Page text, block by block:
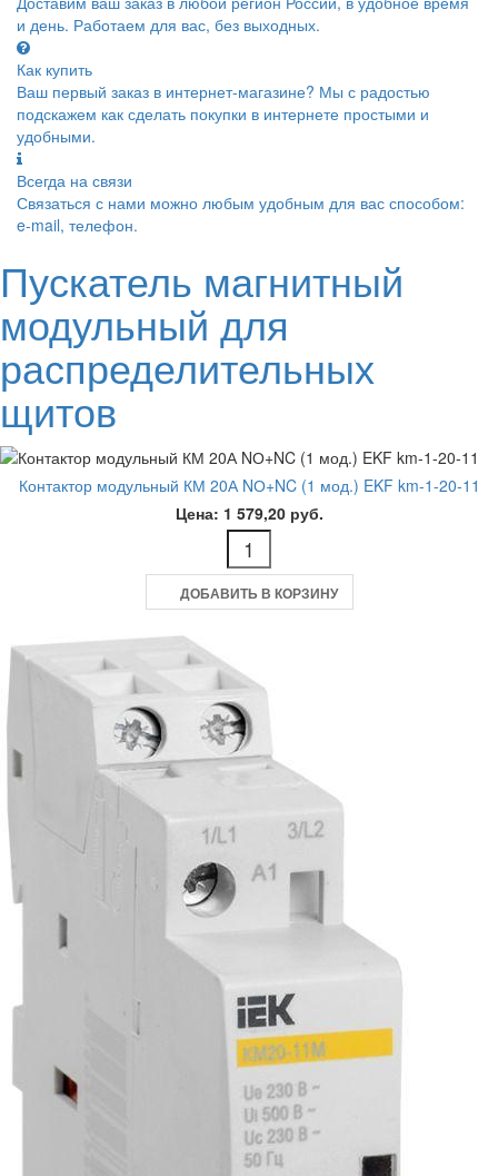
и день. Работаем для вас, без выходных.
Как купить
Ваш первый заказ в интернет-магазине? Мы с радостью
подскажем как сделать покупки в интернете простыми и
удобными.
Всегда на связи
Связаться с нами можно любым удобным для вас способом:
e-mail, телефон.
Пускатель магнитный
модульный для
распределительных
щитов
Контактор модульный КМ 20А NО+NC (1 мод.) EKF km-1-20-11
Цена: 1 579,20 руб.
ДОБАВИТЬ В КОРЗИНУ